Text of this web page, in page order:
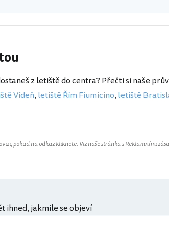
z letiště do centra? Přečti si naše
Vídeň, letiště Řím Fiumicino, letiště
pokud na odkaz kliknete. Viz naše stránka sReklamními
ihned, jakmile se objeví